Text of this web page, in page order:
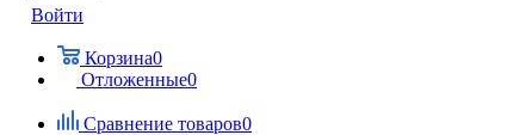
Войти
Корзина0
Отложенные0
Сравнение товаров0